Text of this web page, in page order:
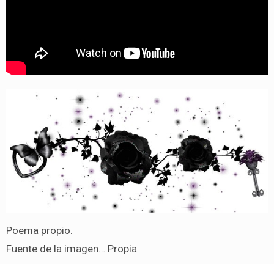
Poema propio.
Fuente de la imagen… Propia